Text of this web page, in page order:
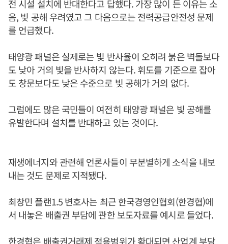
전 시설 설치에 반대한다고 답했다. 가장 많이 든 이유는 소
음, 빛 공해 우려였고 그 다음으로는 전력공급안전성 문제
를 언급했다.
태양광 패널은 실제로는 빛 반사율이 오히려 붉은 벽돌보다
도 낮아 거의 빛을 반사하지 않는다. 휘도를 기준으로 잡아
도 창문보다도 낮은 수준으로 빛 공해가 거의 없다.
그럼에도 많은 국민들이 여전히 태양광 패널은 빛 공해를
유발한다며 설치를 반대하고 있는 것이다.
재생에너지와 관련해 언론사들이 무분별하게 소식을 내보
내는 것도 문제로 지적됐다.
최창민 플랜1.5 변호사는 최근 한국경영인협회(한경협)에
서 내놓은 배출권 부담에 관한 보도자료를 예시로 들었다.
한경협은 배출권거래제 적용범위가 확대되면 산업계 부담